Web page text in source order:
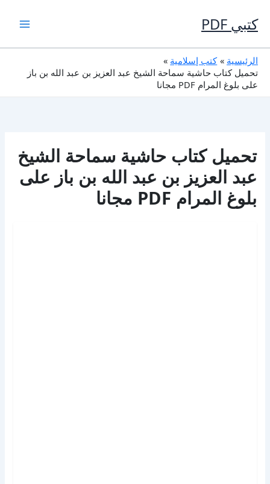
إلى
المحتوى
كتبي PDF
الرئيسية
كتب إسلامية
تحميل كتاب حاشية سماحة الشيخ عبد العزيز بن عبد الله بن باز
على بلوغ المرام PDF مجانا
تحميل كتاب حاشية سماحة الشيخ
عبد العزيز بن عبد الله بن باز على
بلوغ المرام PDF مجانا